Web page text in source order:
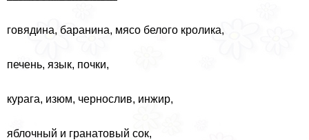
говядина, бapaнина, мясо белого кролика,
печень, язык, почки,
курага, изюм, чернослив, инжир,
яблочный и гранатовый сок,